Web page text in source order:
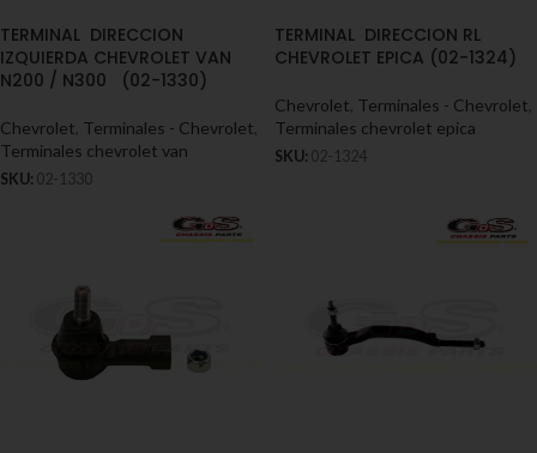
TERMINAL DIRECCION
IZQUIERDA CHEVROLET VAN
N200 / N300 (02-1330)
Chevrolet Terminales - Chevrolet
Terminales chevrolet van
SKU: 02-1330
TERMINAL DIRECCION RL
CHEVROLET EPICA (02-1324)
Chevrolet Terminales - Chevrolet
Terminales chevrolet epica
SKU: 02-1324